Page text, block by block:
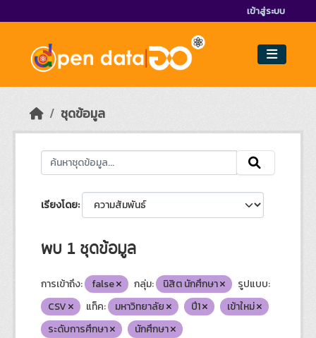
เข้าสู่ระบบ
ชุดข้อมูล
เรียงโดย
พบ 1 ชุดข้อมูล
การเข้าถึง: false กลุ่ม: นิสิต นักศึกษา
รูปแบบ:
CSV
แท็ค: มหาวิทยาลัย ปี1
เข้าใหม่
ระดับการศึกษา
นักศึกษา